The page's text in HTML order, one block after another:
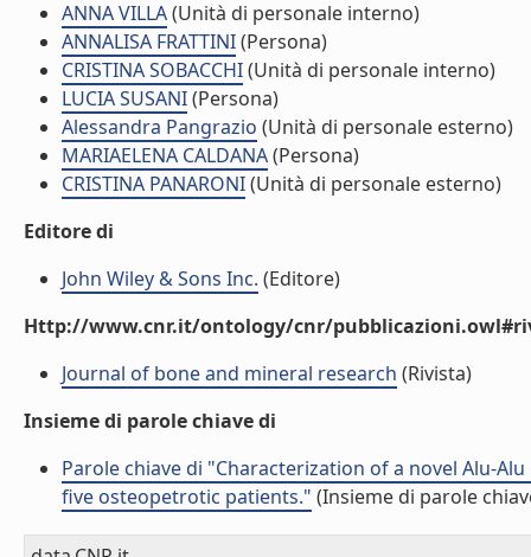
ANNA VILLA(Unità di personale interno)
ANNALISA FRATTINI(Persona)
CRISTINA SOBACCHI(Unità di personale interno)
LUCIA SUSANI(Persona)
Alessandra Pangrazio (Unità di personale esterno)
MARIAELENA CALDANA(Persona)
CRISTINA PANARONI(Unità di personale esterno)
Editore di
John Wiley & Sons Inc. (Editore)
Http://www.cnr.it/ontology/cnr/
Journal of bone and mineral research (Rivista)
Insieme di parole chiave di
Parole chiave di "Characterization of a novel Alu-
five osteopetrotic patients." (Insieme di parole